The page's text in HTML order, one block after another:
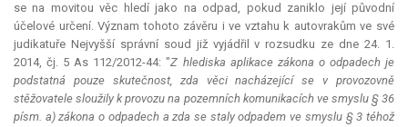
se na movitou věc hledí jako na odpad, pokud zaniklo její původní
účelové určení. Význam tohoto závěru i ve vztahu k autovrakům ve své
judikatuře Nejvyšší správní soud již vyjádřil v rozsudku ze dne 24. 1.
2014, čj. 5 As 112/2012-44: "Z hlediska aplikace zákona o odpadech je
podstatná pouze skutečnost, zda věci nacházející se v provozovně
stěžovatele sloužily k provozu na pozemních komunikacích ve smyslu § 36
písm. a) zákona o odpadech a zda se staly odpadem ve smyslu § 3 téhož